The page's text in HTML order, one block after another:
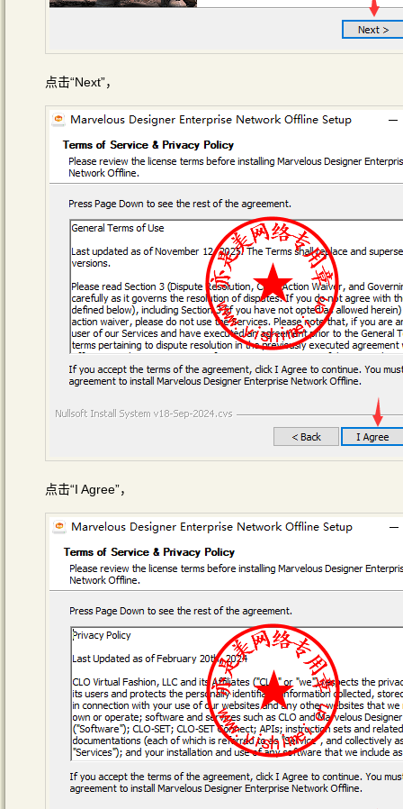
点击“Next”，
点击“I Agree”，